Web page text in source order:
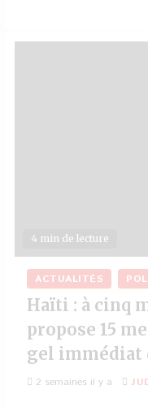
4 min de lecture
ACTUALITÉS
Haïti : à cinq
propose 15
gel immédiat
2 semaines il y a